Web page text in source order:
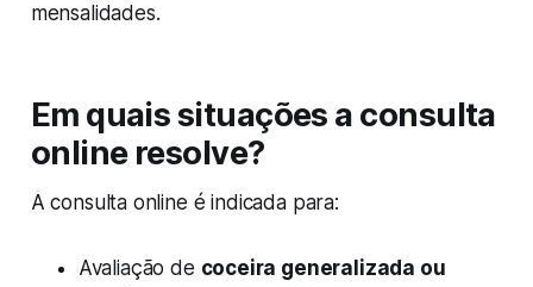
mensalidades.
Em quais situações a consulta
online resolve?
A consulta online é indicada para:
Avaliação de coceira generalizada ou